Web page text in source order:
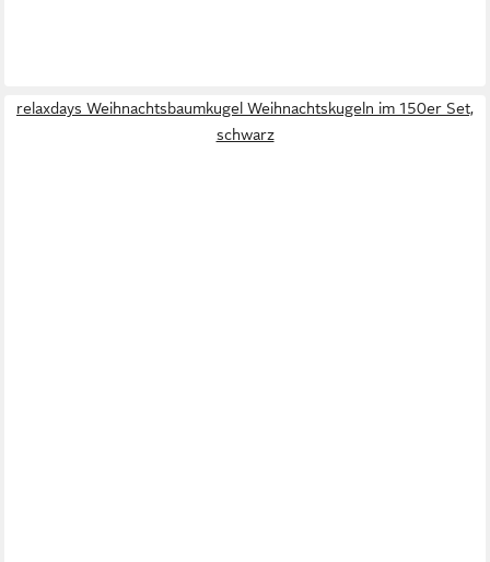
relaxdays Weihnachtsbaumkugel Weihnachtskugeln im 150er Set,
schwarz